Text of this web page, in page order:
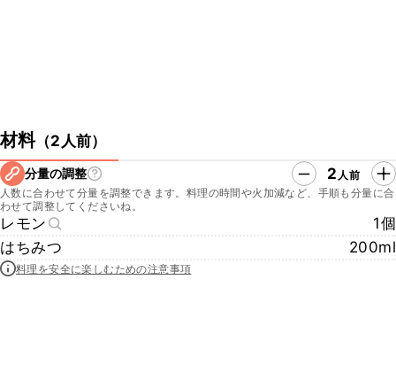
材料（2人前）
分量の調整 2 人前
人数に合わせて分量を調整できます。料理の時間や火加減など、手順も分量に合
わせて調整してくださいね。
レモン
1個
はちみつ
200ml
料理を安全に楽しむための注意事項